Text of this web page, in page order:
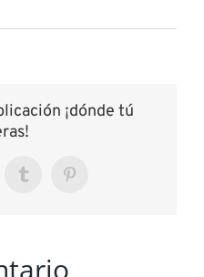
¡dónde tú
TumblrPinterest